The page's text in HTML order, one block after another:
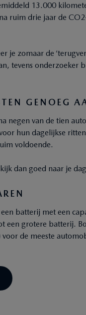
13.000
ruim drie jaar de
je zomaar de
tevens onderzoeker
GENOEG
negen van de tien
hun dagelijkse
voldoende.
dan goed naar je
batterij met een
een grotere batterij.
de meeste